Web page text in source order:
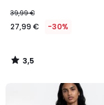
39,99 €
27,99 € -30%
3,5
/